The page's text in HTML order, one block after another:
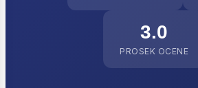
3.0
PROSEK OCENE